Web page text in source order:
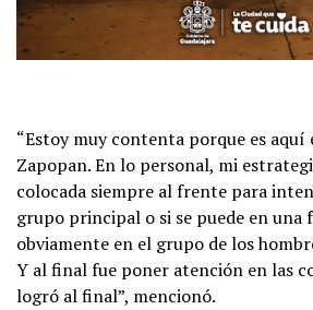
“Estoy muy contenta porque es aquí
Zapopan. En lo personal, mi
colocada siempre al frente para
grupo principal o si se puede en una
obviamente en el grupo de los
Y al final fue poner atención en las
logró al final”, mencionó.